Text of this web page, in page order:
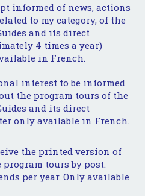
informed of news, actions
to my category, of the
and its direct
4 times a year)
in French.
interest to be informed
the program tours of the
and its direct
only available in French.
the printed version of
tours by post.
per year. Only available